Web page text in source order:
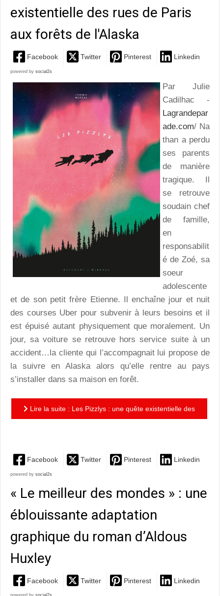
existentielle des rues de Paris
aux forêts de l'Alaska
Facebook Twitter Pinterest Linkedin
powered by social2s
Par Julie
Cadilhac -
Lagrandepar
ade.com/ Na
than a perdu
ses parents
de manière
tragique. Il
se retrouve
soudain chef
de famille,
en
responsabilit
é de Zoé, sa
soeur
adolescente
et de son petit frère Etienne. Il enchaîne jour et nuit
des courses Uber pour subvenir à leurs besoins et il
est épuisé autant physiquement que moralement. Un
jour, sa voiture se retrouve hors service suite à un
accident…la cliente qui l’accompagnait lui propose de
la suivre en Alaska alors qu’elle rentre au pays
s’installer dans sa maison en forêt.
Lire la suite : Les Pizzlys : une quête existentielle des
Facebook Twitter Pinterest Linkedin
powered by social2s
« Le meilleur des mondes » : une
éblouissante adaptation
graphique du roman d’Aldous
Huxley
Facebook Twitter Pinterest Linkedin